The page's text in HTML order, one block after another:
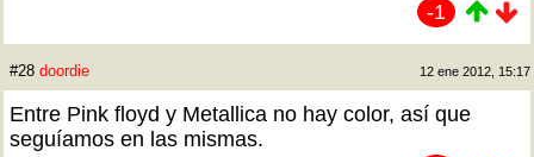
-1
#28 doordie 12 ene 2012, 15:17
Entre Pink floyd y Metallica no hay color, así que
seguíamos en las mismas.